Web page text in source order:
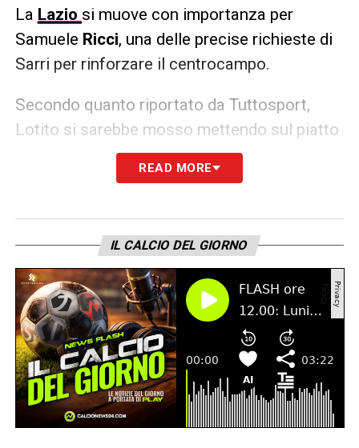
La Lazio si muove con importanza per
Samuele Ricci, una delle precise richieste di
Sarri per rinforzare il centrocampo.
Secondo quanto riportato da Tuttosport,
Lotito si sarebbe mosso mettendo sul piatto
una cifra importante: 20 milioni più 3 di
bonus, ma Cairo ne vuole 30.
READ MORE
IL CALCIO DEL GIORNO